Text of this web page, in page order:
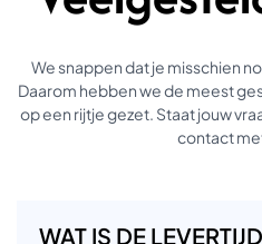
We snappen dat je misschien
Daarom hebben we de meest
op een rijtje gezet. Staat jouw
contact
WAT IS DE